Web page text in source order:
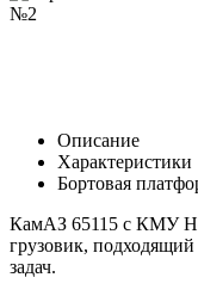
Описание
Характеристики
Бортовая
КамАЗ 65115 с КМУ
грузовик,
задач.